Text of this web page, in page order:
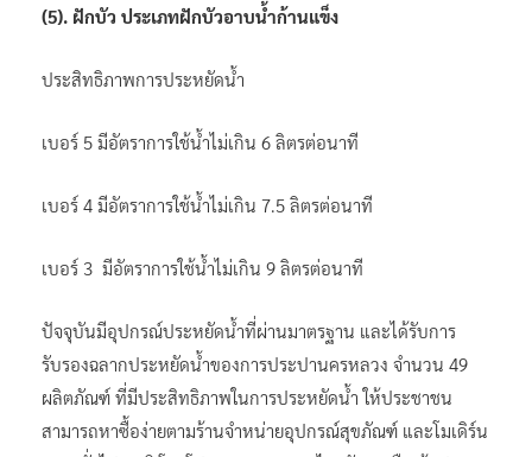
(5). ฝักบัว ประเภทฝักบัวอาบน้ำก้านแข็ง
ประสิทธิภาพการประหยัดน้ำ
เบอร์ 5 มีอัตราการใช้น้ำไม่เกิน 6 ลิตรต่อนาที
เบอร์ 4 มีอัตราการใช้น้ำไม่เกิน 7.5 ลิตรต่อนาที
เบอร์ 3 มีอัตราการใช้น้ำไม่เกิน 9 ลิตรต่อนาที
ปัจจุบันมีอุปกรณ์ประหยัดน้ำที่ผ่านมาตรฐาน และได้รับการ
รับรองฉลากประหยัดน้ำของการประปานครหลวง จำนวน 49
ผลิตภัณฑ์ ที่มีประสิทธิภาพในการประหยัดน้ำ ให้ประชาชน
สามารถหาซื้อง่ายตามร้านจำหน่ายอุปกรณ์สุขภัณฑ์ และโมเดิร์น